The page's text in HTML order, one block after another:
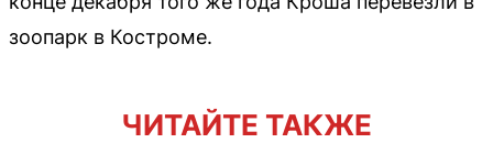
зоопарк в Костроме.
ЧИТАЙТЕ ТАКЖЕ